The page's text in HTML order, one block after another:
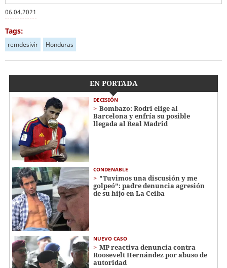
06.04.2021
Tags:
remdesivir Honduras
EN PORTADA
DECISIÓN
Bombazo: Rodri elige al
Barcelona y enfría su posible
llegada al Real Madrid
CONDENABLE
"Tuvimos una discusión y me
golpeó": padre denuncia agresión
de su hijo en La Ceiba
NUEVO CASO
MP reactiva denuncia contra
Roosevelt Hernández por abuso de
autoridad